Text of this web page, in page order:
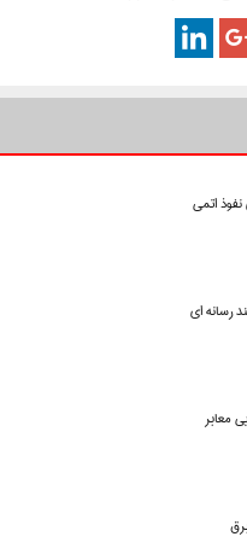
اتمی
رسانه ای
معابر